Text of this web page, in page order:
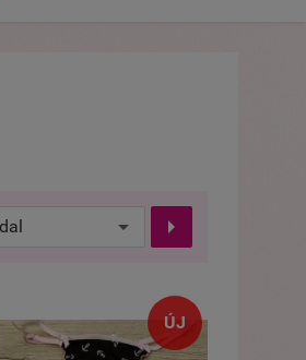

ÚJ